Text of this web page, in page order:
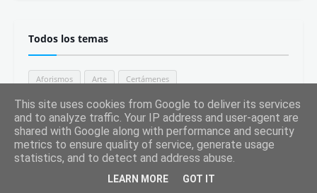
Todos los temas
Aforismos Arte Certámenes
Comentario de texto literario Comunicación Entrevistas
Español para extranjeros Estudio de la Lengua Española
Estudio de la Literatura Filosofía Fotografía
Generación del 98
This site uses cookies from Google to deliver its services
and to analyze traffic. Your IP address and user-agent are
shared with Google along with performance and security
metrics to ensure quality of service, generate usage
statistics, and to detect and address abuse.
LEARN MORE GOT IT